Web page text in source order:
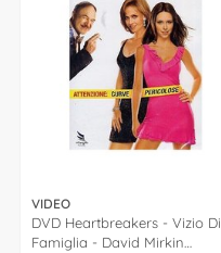
VIDEO
DVD Heartbreakers - Vizio Di
Famiglia - David Mirkin